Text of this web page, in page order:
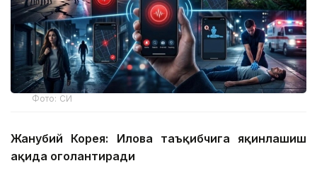
Фото: СИ
Жанубий Корея: Илова таъқибчига яқинлашиш
ҳақида огоҳлантиради